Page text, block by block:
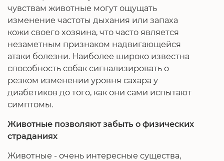
чувствам животные могут ощущать
изменение частоты дыхания или запаха
кожи своего хозяина, что часто является
незаметным признаком надвигающейся
атаки болезни. Наиболее широко известна
способность собак сигнализировать о
резком изменении уровня сахара у
диабетиков до того, как они сами испытают
симптомы.
Животные позволяют забыть о физических
страданиях
Животные - очень интересные существа,